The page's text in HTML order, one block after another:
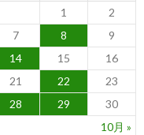
10月 »
1
2
7 8
9
14 15
16
21 22
23
28 29 30